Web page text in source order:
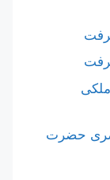
ملکی
حضرت